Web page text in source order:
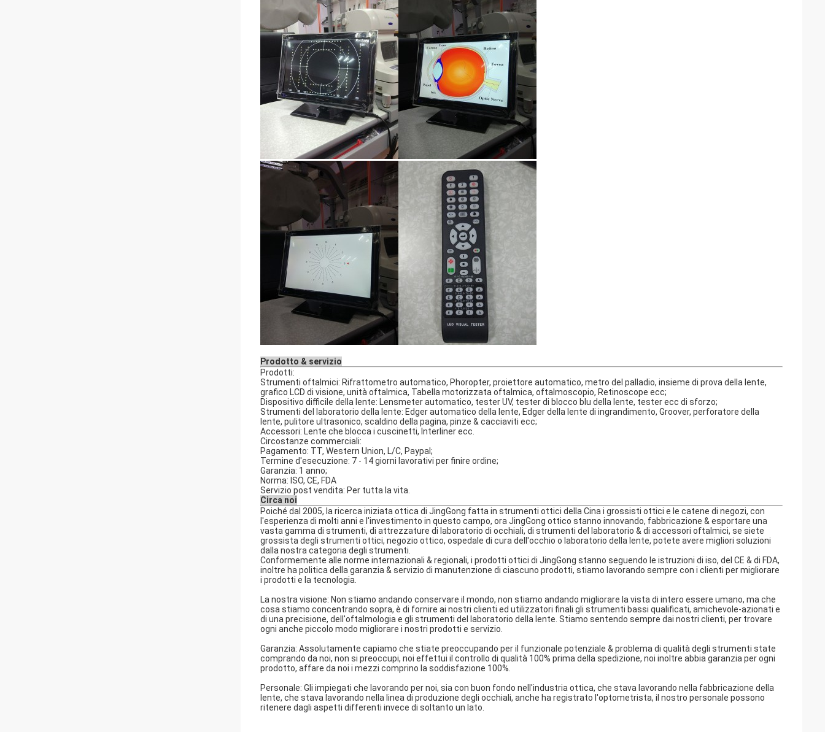
Prodotto & servizio
Prodotti:
Strumenti oftalmici: Rifrattometro automatico, Phoropter, proiettore automatico, metro del palladio, insieme di prova della lente,
grafico LCD di visione, unità oftalmica, Tabella motorizzata oftalmica, oftalmoscopio, Retinoscope ecc;
Dispositivo difficile della lente: Lensmeter automatico, tester UV, tester di blocco blu della lente, tester ecc di sforzo;
Strumenti del laboratorio della lente: Edger automatico della lente, Edger della lente di ingrandimento, Groover, perforatore della
lente, pulitore ultrasonico, scaldino della pagina, pinze & cacciaviti ecc;
Accessori: Lente che blocca i cuscinetti, Interliner ecc.
Circostanze commerciali:
Pagamento: TT, Western Union, L/C, Paypal;
Termine d'esecuzione: 7 - 14 giorni lavorativi per finire ordine;
Garanzia: 1 anno;
Norma: ISO, CE, FDA
Servizio post vendita: Per tutta la vita.
Circa noi
Poiché dal 2005, la ricerca iniziata ottica di JingGong fatta in strumenti ottici della Cina i grossisti ottici e le catene di negozi, con
l'esperienza di molti anni e l'investimento in questo campo, ora JingGong ottico stanno innovando, fabbricazione & esportare una
vasta gamma di strumenti, di attrezzature di laboratorio di occhiali, di strumenti del laboratorio & di accessori oftalmici, se siete
grossista degli strumenti ottici, negozio ottico, ospedale di cura dell'occhio o laboratorio della lente, potete avere migliori soluzioni
dalla nostra categoria degli strumenti.
Conformemente alle norme internazionali & regionali, i prodotti ottici di JingGong stanno seguendo le istruzioni di iso, del CE & di FDA,
inoltre ha politica della garanzia & servizio di manutenzione di ciascuno prodotti, stiamo lavorando sempre con i clienti per migliorare
i prodotti e la tecnologia.
La nostra visione: Non stiamo andando conservare il mondo, non stiamo andando migliorare la vista di intero essere umano, ma che
cosa stiamo concentrando sopra, è di fornire ai nostri clienti ed utilizzatori finali gli strumenti bassi qualificati, amichevole-azionati e
di una precisione, dell'oftalmologia e gli strumenti del laboratorio della lente. Stiamo sentendo sempre dai nostri clienti, per trovare
ogni anche piccolo modo migliorare i nostri prodotti e servizio.
Garanzia: Assolutamente capiamo che stiate preoccupando per il funzionale potenziale & problema di qualità degli strumenti state
comprando da noi, non si preoccupi, noi effettui il controllo di qualità 100% prima della spedizione, noi inoltre abbia garanzia per ogni
prodotto, affare da noi i mezzi comprino la soddisfazione 100%.
Personale: Gli impiegati che lavorando per noi, sia con buon fondo nell'industria ottica, che stava lavorando nella fabbricazione della
lente, che stava lavorando nella linea di produzione degli occhiali, anche ha registrato l'optometrista, il nostro personale possono
ritenere dagli aspetti differenti invece di soltanto un lato.